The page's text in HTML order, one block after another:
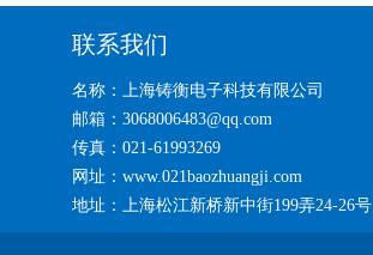
联系我们
名称：上海铸衡电子科技有限公司
邮箱：3068006483@qq.com
传真：021-61993269
网址：www.021baozhuangji.com
地址：上海松江新桥新中街199弄24-26号